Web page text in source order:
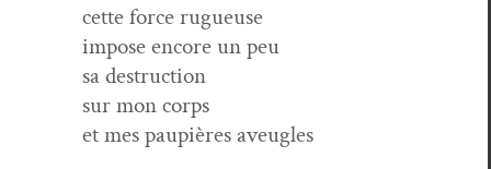
cette force rugueuse
impose encore un peu
sa destruction
sur mon corps
et mes paupières aveugles